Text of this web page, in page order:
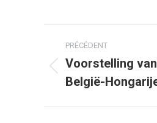
Navigation
article
PRÉCÉDENT
précédent
Voorstelling
België-